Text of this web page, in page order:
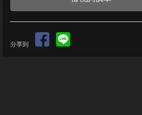
分享到